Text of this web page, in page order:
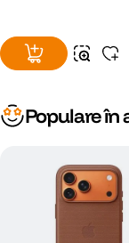
Populare în